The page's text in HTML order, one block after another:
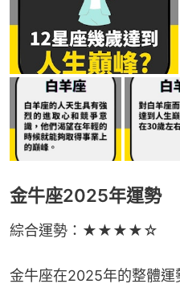
金牛座2025年運勢
綜合運勢：★★★★☆
金牛座在2025年的整體